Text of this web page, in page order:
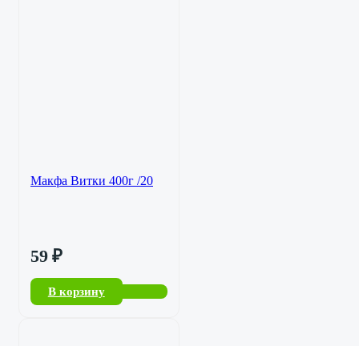
Макфа Витки 400г /20
59 ₽
В корзину